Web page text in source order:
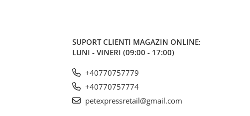
SUPORT CLIENTI MAGAZIN ONLINE:
LUNI - VINERI (09:00 - 17:00)
+40770757779
+40770757774
petexpressretail@gmail.com